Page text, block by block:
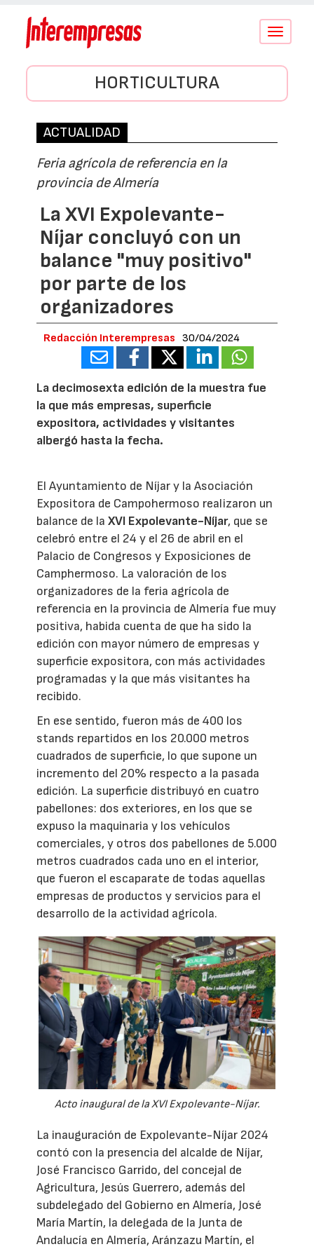
Conmutar
HORTICULTURA
ACTUALIDAD
Feria agrícola de referencia en la
provincia de Almería
La XVI Expolevante-
Níjar concluyó con un
balance "muy positivo"
por parte de los
organizadores
Redacción Interempresas 30/04/2024
La decimosexta edición de la muestra fue
la que más empresas, superficie
expositora, actividades y visitantes
albergó hasta la fecha.
El Ayuntamiento de Níjar y la Asociación
Expositora de Campohermoso realizaron un
balance de laXVI Expolevante-Níjar, que se
celebró entre el 24 y el 26 de abril en el
Palacio de Congresos y Exposiciones de
Camphermoso. La valoración de los
organizadores de la feria agrícola de
referencia en la provincia de Almería fue muy
positiva, habida cuenta de que ha sido la
edición con mayor número de empresas y
superficie expositora, con más actividades
programadas y la que más visitantes ha
recibido.
En ese sentido, fueron más de 400 los
stands repartidos en los 20.000 metros
cuadrados de superficie, lo que supone un
incremento del 20% respecto a la pasada
edición. La superficie distribuyó en cuatro
pabellones: dos exteriores, en los que se
expuso la maquinaria y los vehículos
comerciales, y otros dos pabellones de 5.000
metros cuadrados cada uno en el interior,
que fueron el escaparate de todas aquellas
empresas de productos y servicios para el
desarrollo de la actividad agrícola.
Acto inaugural de la XVI Expolevante-Níjar.
La inauguración de Expolevante-Níjar 2024
contó con la presencia del alcalde de Níjar,
José Francisco Garrido, del concejal de
Agricultura, Jesús Guerrero, además del
subdelegado del Gobierno en Almería, José
María Martín, la delegada de la Junta de
Andalucía en Almería, Aránzazu Martín, el